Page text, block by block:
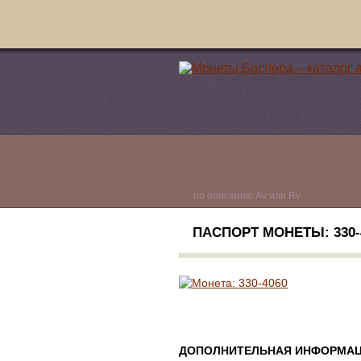
по описанию Av или Rv
ПАСПОРТ МОНЕТЫ: 330-
ДОПОЛНИТЕЛЬНАЯ